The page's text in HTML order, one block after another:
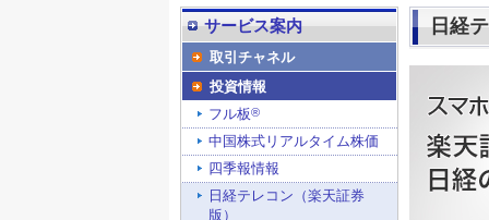
日経
サービス案内
取引チャネル
投資情報
フル板®
中国株式リアルタイム株価
四季報情報
日経テレコン（楽天証券
版）